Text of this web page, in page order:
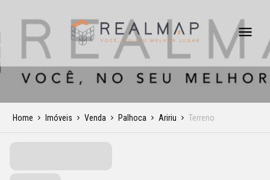
Home Imóveis Venda Palhoca Aririu Terreno